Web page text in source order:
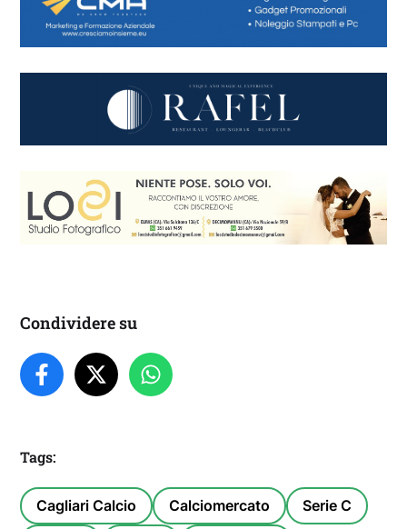
Condividere su
Tags:
Cagliari Calcio Calciomercato Serie C